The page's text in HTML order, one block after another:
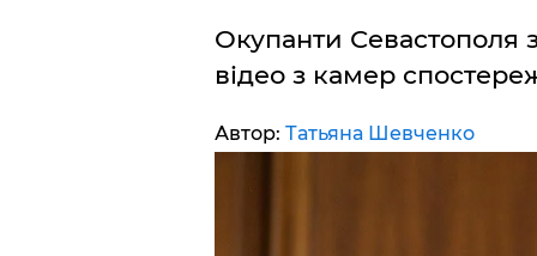
Окупанти Севастополя
відео з камер
Автор: Татьяна Шевченко